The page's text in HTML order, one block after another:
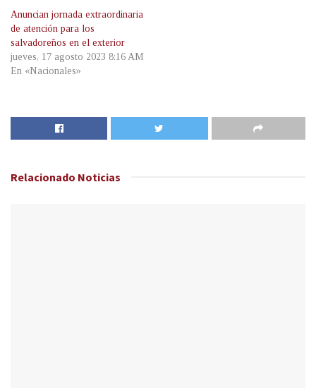
Anuncian jornada extraordinaria
de atención para los
salvadoreños en el exterior
jueves, 17 agosto 2023 8:16 AM
En «Nacionales»
Relacionado Noticias